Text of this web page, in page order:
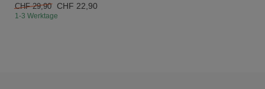
CHF 29,90 CHF 22,90
1-3 Werktage